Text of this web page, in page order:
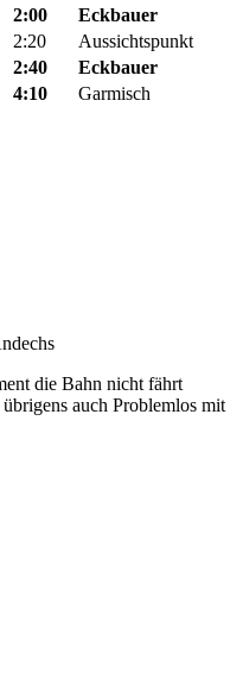
2:00
Eckbauer
2:20
Aussichtspunkt
2:40
Eckbauer
4:10 Garmisch
die Bahn nicht fährt
auch Problemlos mit